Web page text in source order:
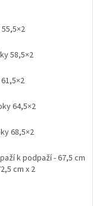
58,5×2
64,5×2
68,5×2
k podpaží - 67,5 cm
cm x 2